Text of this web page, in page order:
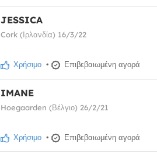
JESSICA
Cork (Ιρλανδία) 16/3/22
Χρήσιμο • Επιβεβαιωμένη αγορά
IMANE
Hoegaarden (Βέλγιο) 26/2/21
Χρήσιμο • Επιβεβαιωμένη αγορά